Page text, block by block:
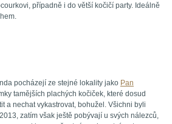
případně i do větší kočičí party. Ideálně
pocházejí ze stejné lokality jako Pan
tamějších plachých kočiček, které dosud
a nechat vykastrovat, bohužel. Všichni byli
zatím však ještě pobývají u svých nálezců,